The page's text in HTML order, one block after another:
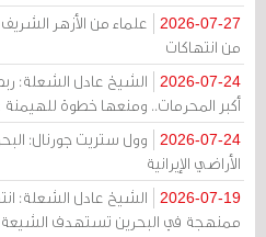
2026-07-27
علماء من الأزهر
من انتهاكات
2026-07-24
الشيخ عادل الشعلة:
أكبر المحرمات.. ومنعها خطوة للهيمنة
2026-07-24
وول ستريت جورنال:
الأراضي الإيرانية
2026-07-19
الشيخ عادل الشعلة:
ممنهجة في البحرين تستهدف